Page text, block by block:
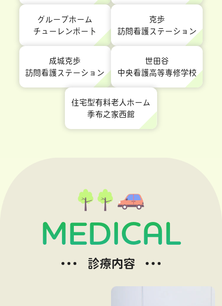
グループホーム
チューレンポート
克歩
訪問看護ステーション
成城克歩
訪問看護ステーション
世田谷
中央看護高等専修学校
住宅型有料老人ホーム
季布之家西館
MEDICAL
診療内容